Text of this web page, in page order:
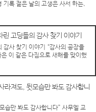
기록 젊은 날의 고생은 사서 하는,
대~30대 전 세계 오지 구석구석
고...
고딩들의 감사 찾기 이야기
감사 찾기 이야기 “감사의 공장을
이 같은 다짐으로 새해를 맞이했
다짐을 얼마나 잘 지키셨나요?
활...
라져도, 뒷모습만 봐도 감사합니
습만 봐도 감사합니다” 사무엘 교